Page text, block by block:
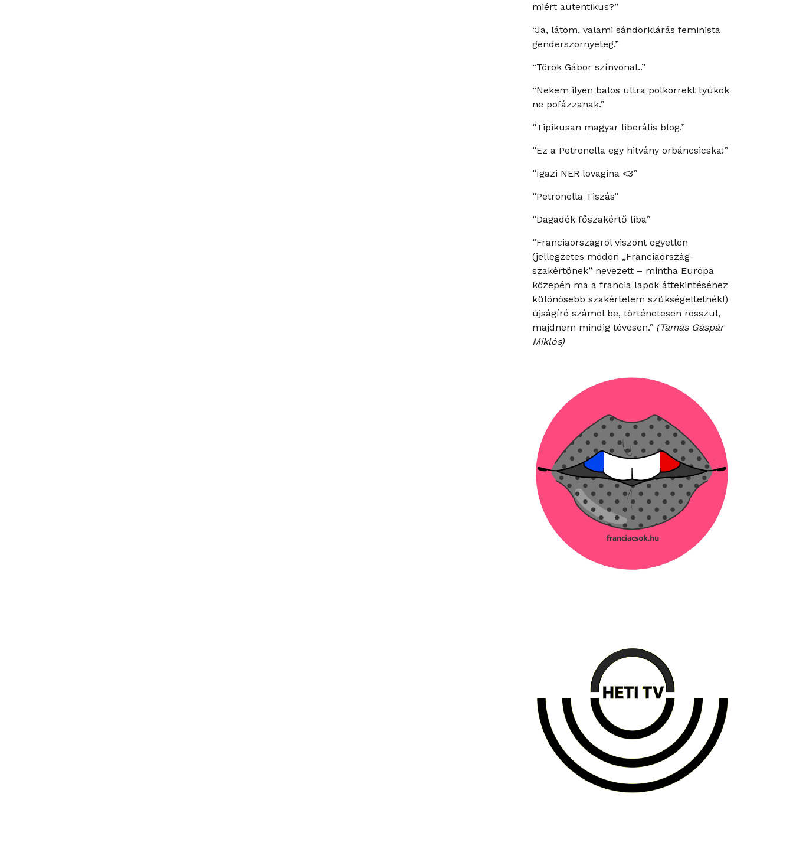
miért autentikus?”
“Ja, látom, valami sándorklárás feminista
genderszörnyeteg.”
“Török Gábor színvonal..”
“Nekem ilyen balos ultra polkorrekt tyúkok
ne pofázzanak.”
“Tipikusan magyar liberális blog.”
“Ez a Petronella egy hitvány orbáncsicska!”
“Igazi NER lovagina <3”
“Petronella Tiszás”
“Dagadék főszakértő liba”
“Franciaországról viszont egyetlen
(jellegzetes módon „Franciaország-
szakértőnek” nevezett – mintha Európa
közepén ma a francia lapok áttekintéséhez
különösebb szakértelem szükségeltetnék!)
újságíró számol be, történetesen rosszul,
majdnem mindig tévesen.” (Tamás Gáspár
Miklós)